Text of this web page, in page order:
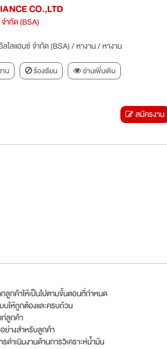
CO.,LTD
ำกัด (BSA)
ไลแอนซ์ จำกัด (BSA)/หางาน/หางาน
น ร้องเรียน อ่านเพิ่มเติม
สมัครงาน
ลูกค้าให้เป็นไปตามขั้นตอนที่กำหนด
ให้ถูกต้องและครบถ้วน
ก่ลูกค้า
ย่างสำหรับลูกค้า
ำเนินงานด้านการวิเคราะห์น้ำมัน